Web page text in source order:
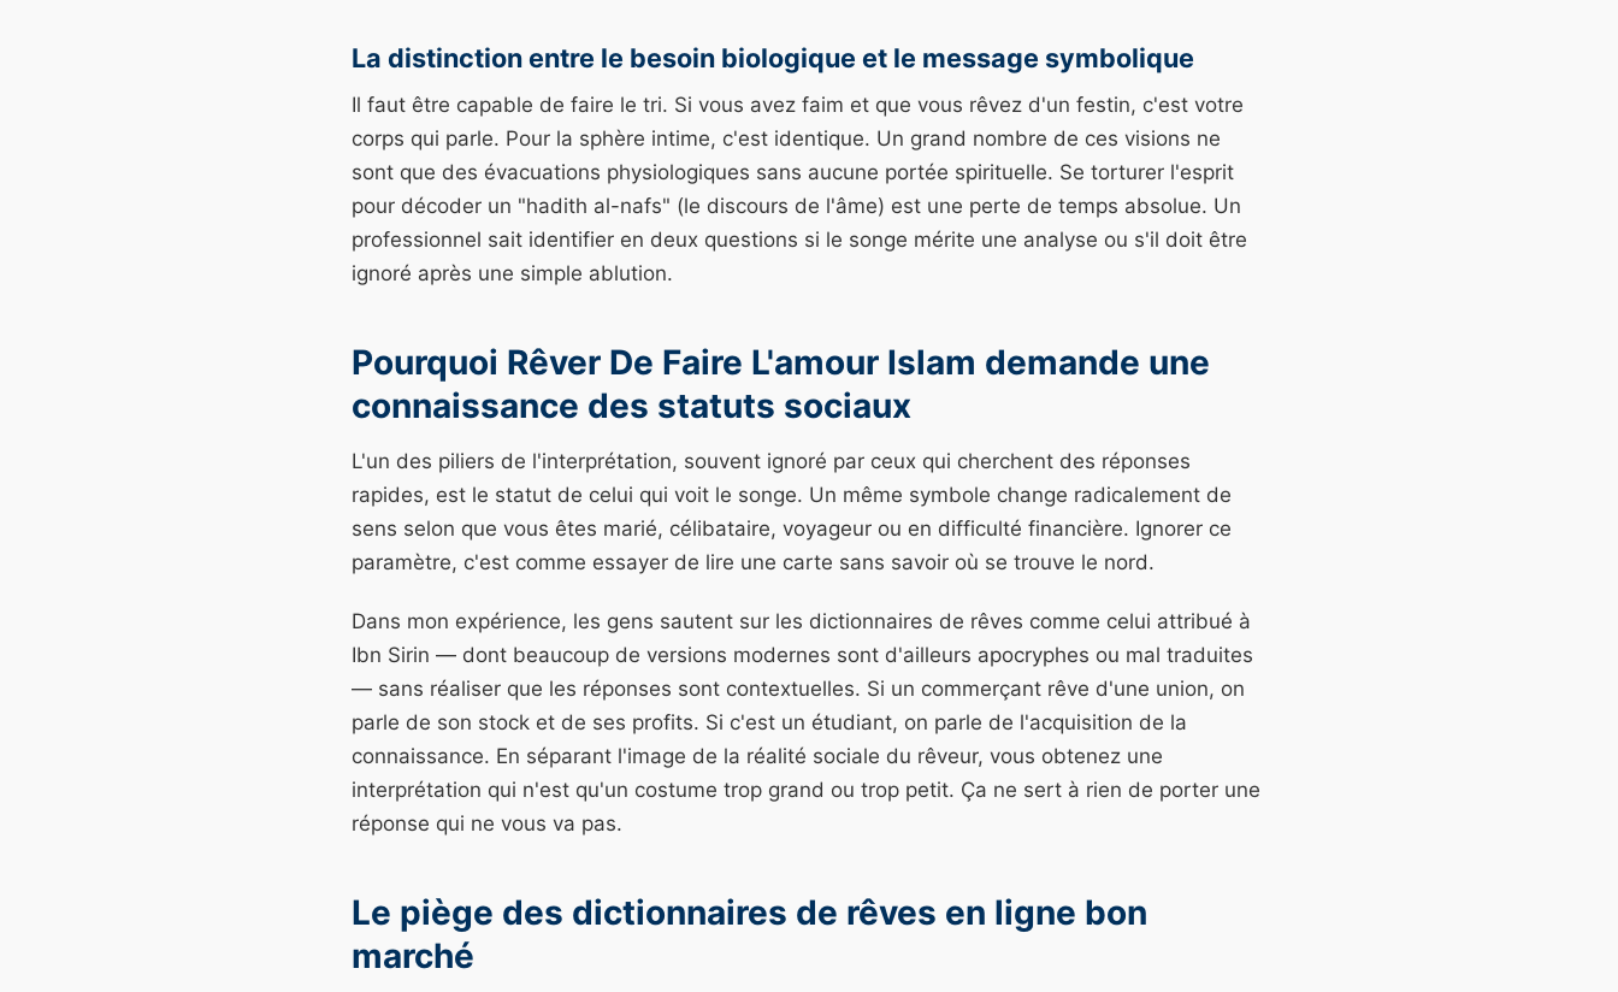
La distinction entre le besoin biologique et le message symbolique
Il faut être capable de faire le tri. Si vous avez faim et que vous rêvez d'un festin, c'est votre
corps qui parle. Pour la sphère intime, c'est identique. Un grand nombre de ces visions ne
sont que des évacuations physiologiques sans aucune portée spirituelle. Se torturer l'esprit
pour décoder un "hadith al-nafs" (le discours de l'âme) est une perte de temps absolue. Un
professionnel sait identifier en deux questions si le songe mérite une analyse ou s'il doit être
ignoré après une simple ablution.
Pourquoi Rêver De Faire L'amour Islam demande une
connaissance des statuts sociaux
L'un des piliers de l'interprétation, souvent ignoré par ceux qui cherchent des réponses
rapides, est le statut de celui qui voit le songe. Un même symbole change radicalement de
sens selon que vous êtes marié, célibataire, voyageur ou en difficulté financière. Ignorer ce
paramètre, c'est comme essayer de lire une carte sans savoir où se trouve le nord.
Dans mon expérience, les gens sautent sur les dictionnaires de rêves comme celui attribué à
Ibn Sirin — dont beaucoup de versions modernes sont d'ailleurs apocryphes ou mal traduites
— sans réaliser que les réponses sont contextuelles. Si un commerçant rêve d'une union, on
parle de son stock et de ses profits. Si c'est un étudiant, on parle de l'acquisition de la
connaissance. En séparant l'image de la réalité sociale du rêveur, vous obtenez une
interprétation qui n'est qu'un costume trop grand ou trop petit. Ça ne sert à rien de porter une
réponse qui ne vous va pas.
Le piège des dictionnaires de rêves en ligne bon
marché